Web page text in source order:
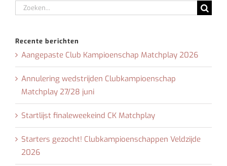
Zoeken
naar:
Recente berichten
Aangepaste Club Kampioenschap Matchplay 2026
Annulering wedstrijden Clubkampioenschap
Matchplay 27/28 juni
Startlijst finaleweekeind CK Matchplay
Starters gezocht! Clubkampioenschappen Veldzijde
2026